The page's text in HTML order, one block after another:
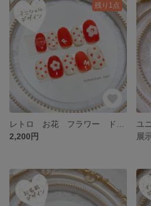
残り1点
2,200円
展